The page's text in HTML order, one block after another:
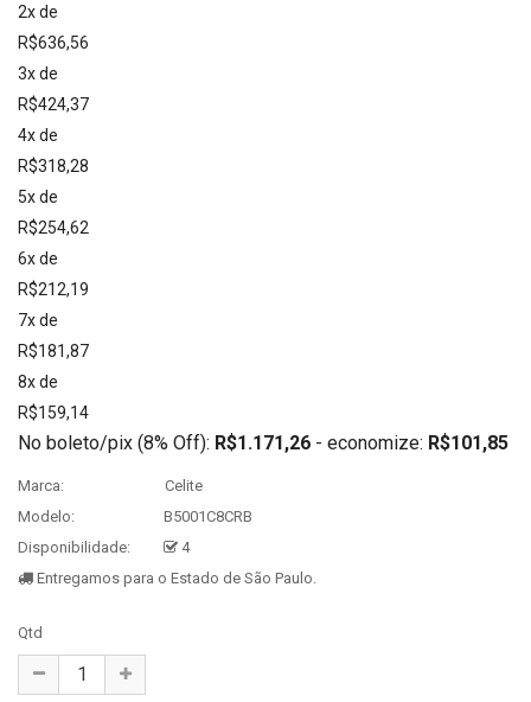
2x de
R$636,56
3x de
R$424,37
4x de
R$318,28
5x de
R$254,62
6x de
R$212,19
7x de
R$181,87
8x de
R$159,14
No boleto/pix (8% Off): R$1.171,26 - economize: R$101,85
Marca:
Celite
Modelo:
B5001C8CRB
Disponibilidade:
4
Entregamos para o Estado de São Paulo.
Qtd